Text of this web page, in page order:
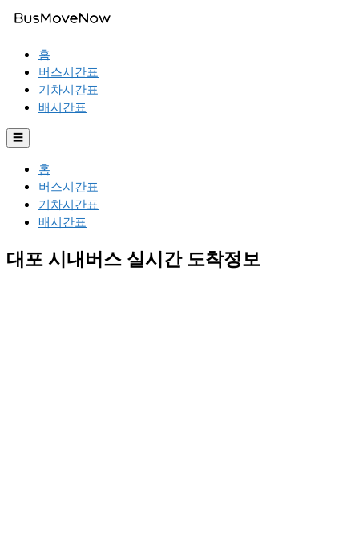
홈
버스시간표
기차시간표
배시간표
☰
홈
버스시간표
기차시간표
배시간표
대포 시내버스 실시간 도착정보